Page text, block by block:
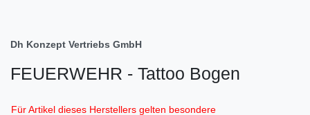
Dh Konzept Vertriebs GmbH
FEUERWEHR - Tattoo Bogen
Für Artikel dieses Herstellers gelten besondere